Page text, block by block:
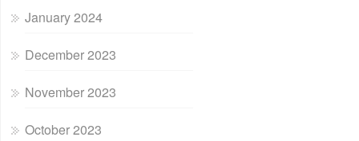
January 2024
December 2023
November 2023
October 2023